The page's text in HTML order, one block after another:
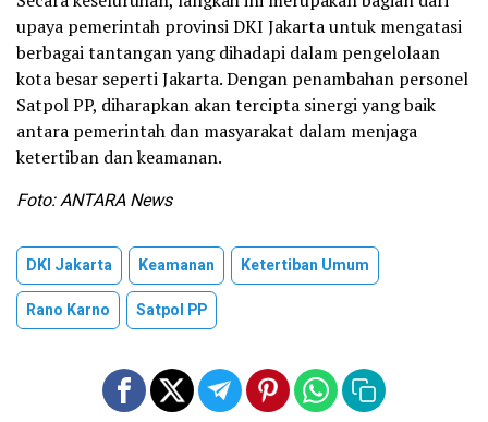
upaya pemerintah provinsi DKI Jakarta untuk mengatasi
berbagai tantangan yang dihadapi dalam pengelolaan
kota besar seperti Jakarta. Dengan penambahan personel
Satpol PP, diharapkan akan tercipta sinergi yang baik
antara pemerintah dan masyarakat dalam menjaga
ketertiban dan keamanan.
Foto: ANTARA News
DKI Jakarta Keamanan
Ketertiban Umum
Rano Karno
Satpol PP